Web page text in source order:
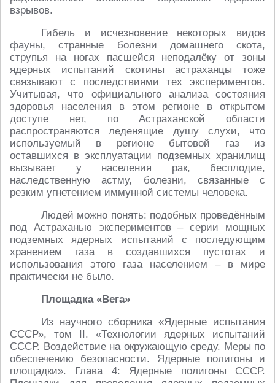
взрывов.
Гибель и исчезновение некоторых видов
фауны, странные болезни домашнего скота,
струпья на ногах пасшейся неподалёку от зоны
ядерных испытаний скотины астраханцы тоже
связывают с последствиями тех экспериментов.
Учитывая, что официального анализа состояния
здоровья населения в этом регионе в открытом
доступе нет, по Астраханской области
распространяются леденящие душу слухи, что
используемый в регионе бытовой газ из
оставшихся в эксплуатации подземных хранилищ
вызывает у населения рак, бесплодие,
наследственную астму, болезни, связанные с
резким угнетением иммунной системы человека.
Людей можно понять: подобных проведённым
под Астраханью экспериментов – серии мощных
подземных ядерных испытаний с последующим
хранением газа в создавшихся пустотах и
использования этого газа населением – в мире
практически не было.
Площадка «Вега»
Из научного сборника «Ядерные испытания
СССР», том II. «Технологии ядерных испытаний
СССР. Воздействие на окружающую среду. Меры по
обеспечению безопасности. Ядерные полигоны и
площадки». Глава 4: Ядерные полигоны СССР.